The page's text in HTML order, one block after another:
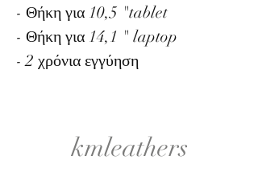
- Θήκη για 10,5 "tablet
- Θήκη για 14,1 " laptop
- 2 χρόνια εγγύηση
kmleathers